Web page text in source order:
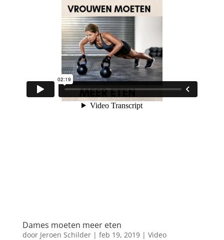
Dames moeten meer eten
door Jeroen Schilder| feb 19, 2019| Video